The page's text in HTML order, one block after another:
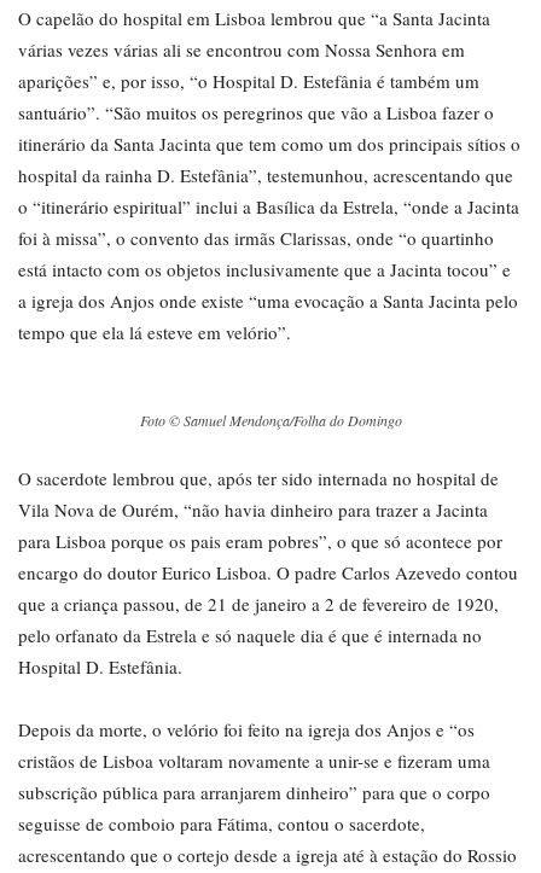
O capelão do hospital em Lisboa lembrou que “a Santa Jacinta
várias vezes várias ali se encontrou com Nossa Senhora em
aparições” e, por isso, “o Hospital D. Estefânia é também um
santuário”. “São muitos os peregrinos que vão a Lisboa fazer o
itinerário da Santa Jacinta que tem como um dos principais sítios o
hospital da rainha D. Estefânia”, testemunhou, acrescentando que
o “itinerário espiritual” inclui a Basílica da Estrela, “onde a Jacinta
foi à missa”, o convento das irmãs Clarissas, onde “o quartinho
está intacto com os objetos inclusivamente que a Jacinta tocou” e
a igreja dos Anjos onde existe “uma evocação a Santa Jacinta pelo
tempo que ela lá esteve em velório”.
Foto © Samuel Mendonça/Folha do Domingo
O sacerdote lembrou que, após ter sido internada no hospital de
Vila Nova de Ourém, “não havia dinheiro para trazer a Jacinta
para Lisboa porque os pais eram pobres”, o que só acontece por
encargo do doutor Eurico Lisboa. O padre Carlos Azevedo contou
que a criança passou, de 21 de janeiro a 2 de fevereiro de 1920,
pelo orfanato da Estrela e só naquele dia é que é internada no
Hospital D. Estefânia.
Depois da morte, o velório foi feito na igreja dos Anjos e “os
cristãos de Lisboa voltaram novamente a unir-se e fizeram uma
subscrição pública para arranjarem dinheiro” para que o corpo
seguisse de comboio para Fátima, contou o sacerdote,
acrescentando que o cortejo desde a igreja até à estação do Rossio